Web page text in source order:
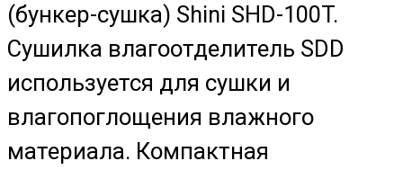
(бункер-сушка) Shini SHD-100T.
Сушилка влагоотделитель SDD
используется для сушки и
влагопоглощения влажного
материала. Компактная